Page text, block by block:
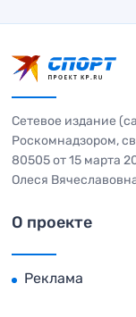
Сетевое издание
Роскомнадзором,
80505 от 15 марта
Олеся
О проекте
Реклама